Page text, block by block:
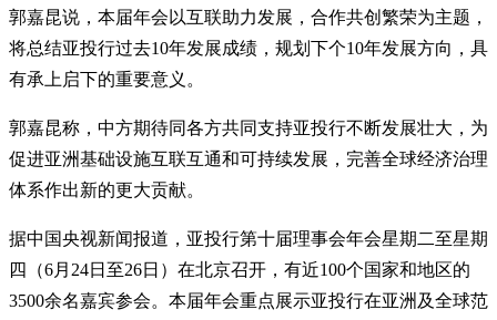
郭嘉昆说，本届年会以互联助力发展，合作共创繁荣为主题，
将总结亚投行过去10年发展成绩，规划下个10年发展方向，具
有承上启下的重要意义。
郭嘉昆称，中方期待同各方共同支持亚投行不断发展壮大，为
促进亚洲基础设施互联互通和可持续发展，完善全球经济治理
体系作出新的更大贡献。
据中国央视新闻报道，亚投行第十届理事会年会星期二至星期
四（6月24日至26日）在北京召开，有近100个国家和地区的
3500余名嘉宾参会。本届年会重点展示亚投行在亚洲及全球范